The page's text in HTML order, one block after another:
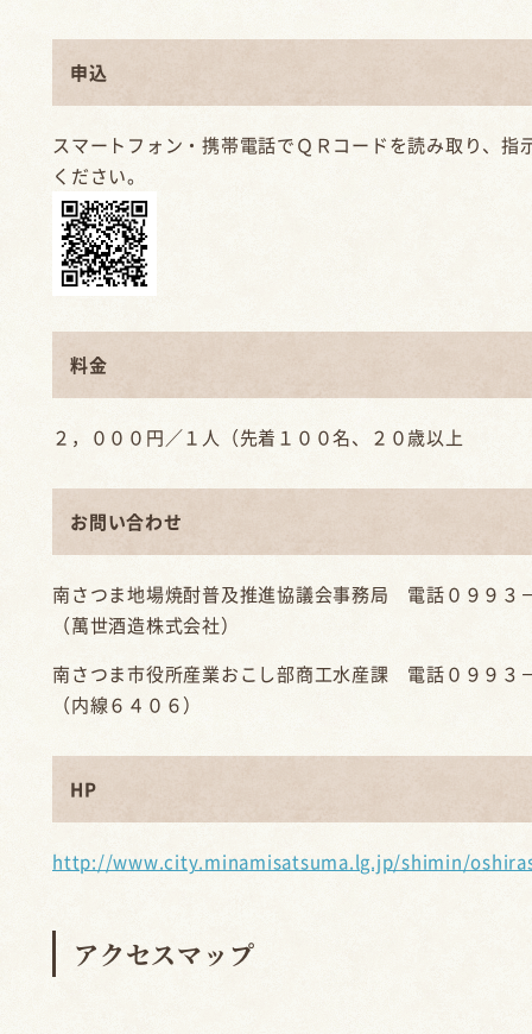
申込
スマートフォン・携帯電話でＱＲコードを読み取り、指
ください。
料金
２，０００円／１人（先着１００名、２０歳以上
お問い合わせ
南さつま地場焼酎普及推進協議会事務局 電話０９９３
（萬世酒造株式会社）
南さつま市役所産業おこし部商工水産課 電話０９９３
（内線６４０６）
HP
http://www.city.minamisatsuma.lg.jp/shimin/
アクセスマップ